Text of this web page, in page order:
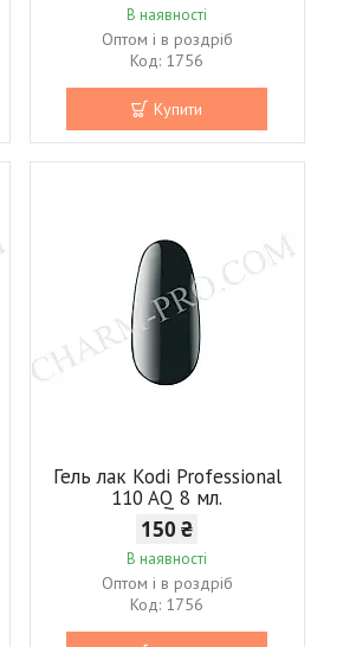
В наявності
Оптом і в роздріб
1756
Купити
Гель лак Kodi Professional
110 AQ 8 мл.
150 ₴
В наявності
Оптом і в роздріб
1756